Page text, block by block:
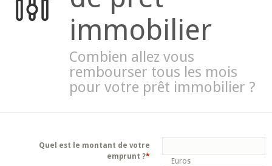
immobilier
Combien allez vous
rembourser tous les mois
pour votre prêt immobilier ?
Quel est le montant de votre
emprunt ?*
Euros